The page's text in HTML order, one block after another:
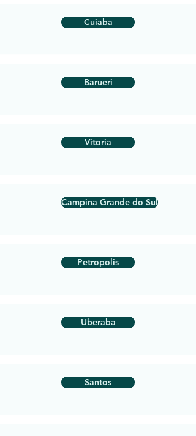
Cuiaba
Barueri
Vitoria
Campina Grande do Sul
Petropolis
Uberaba
Santos